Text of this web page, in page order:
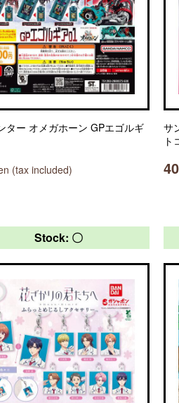
ター オメガホーン GPエゴルギ
(tax included)
サ
ト
Stock: 〇